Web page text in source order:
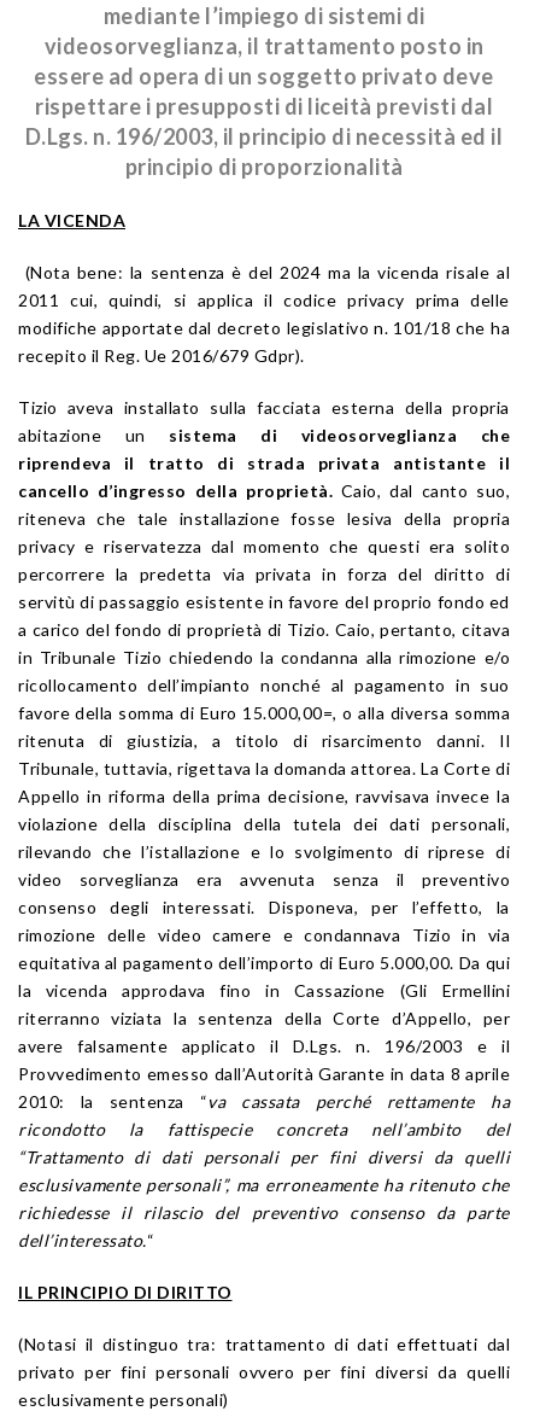
mediante l’impiego di sistemi di
videosorveglianza, il trattamento posto in
essere ad opera di un soggetto privato deve
rispettare i presupposti di liceità previsti dal
D.Lgs. n. 196/2003, il principio di necessità ed il
principio di proporzionalità
LA VICENDA
(Nota bene: la sentenza è del 2024 ma la vicenda risale al
2011 cui, quindi, si applica il codice privacy prima delle
modifiche apportate dal decreto legislativo n. 101/18 che ha
recepito il Reg. Ue 2016/679 Gdpr).
Tizio aveva installato sulla facciata esterna della propria
abitazione un sistema di videosorveglianza che
riprendeva il tratto di strada privata antistante il
cancello d’ingresso della proprietà. Caio, dal canto suo,
riteneva che tale installazione fosse lesiva della propria
privacy e riservatezza dal momento che questi era solito
percorrere la predetta via privata in forza del diritto di
servitù di passaggio esistente in favore del proprio fondo ed
a carico del fondo di proprietà di Tizio. Caio, pertanto, citava
in Tribunale Tizio chiedendo la condanna alla rimozione e/o
ricollocamento dell’impianto nonché al pagamento in suo
favore della somma di Euro 15.000,00=, o alla diversa somma
ritenuta di giustizia, a titolo di risarcimento danni. Il
Tribunale, tuttavia, rigettava la domanda attorea. La Corte di
Appello in riforma della prima decisione, ravvisava invece la
violazione della disciplina della tutela dei dati personali,
rilevando che l’istallazione e lo svolgimento di riprese di
video sorveglianza era avvenuta senza il preventivo
consenso degli interessati. Disponeva, per l’effetto, la
rimozione delle video camere e condannava Tizio in via
equitativa al pagamento dell’importo di Euro 5.000,00. Da qui
la vicenda approdava fino in Cassazione (Gli Ermellini
riterranno viziata la sentenza della Corte d’Appello, per
avere falsamente applicato il D.Lgs. n. 196/2003 e il
Provvedimento emesso dall’Autorità Garante in data 8 aprile
2010: la sentenza “va cassata perché rettamente ha
ricondotto la fattispecie concreta nell’ambito del
“Trattamento di dati personali per fini diversi da quelli
esclusivamente personali”, ma erroneamente ha ritenuto che
richiedesse il rilascio del preventivo consenso da parte
dell’interessato.“
IL PRINCIPIO DI DIRITTO
(Notasi il distinguo tra: trattamento di dati effettuati dal
privato per fini personali ovvero per fini diversi da quelli
esclusivamente personali)